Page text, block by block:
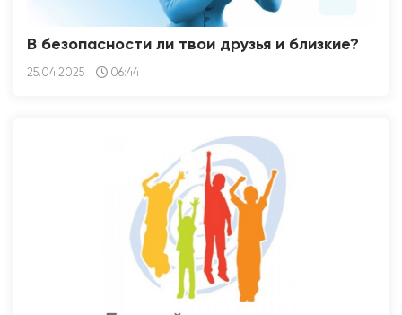
В безопасности ли твои друзья и близкие?
25.04.2025 06:44